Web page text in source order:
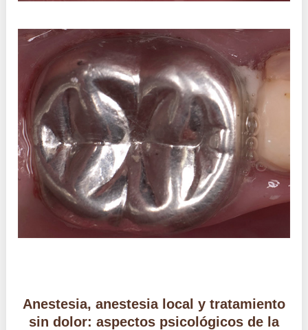
Anestesia, anestesia local y tratamiento
sin dolor: aspectos psicológicos de la